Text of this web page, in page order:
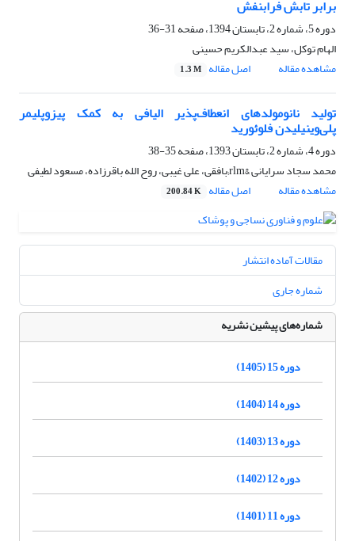
برابر تابش فرابنفش
دوره 5، شماره 2، تابستان 1394، صفحه
31-36
الهام توکل، سید عبدالکریم حسینی
مشاهده مقاله
اصل مقاله 1.3 M
تولید نانومولدهای انعطاف‌پذیر الیافی به کمک پیزوپلیمر
پلی‌وینیلیدن فلوئورید
دوره 4، شماره 2، تابستان 1393، صفحه
35-38
محمد سجاد سرایانی &rlm;بافقی، علی غیبی، روح الله باقرزاده، مسعود لطیفی
مشاهده مقاله
اصل مقاله 200.84 K
مقالات آماده انتشار
شماره جاری
شماره‌های پیشین نشریه
دوره 15 (1405)
دوره 14 (1404)
دوره 13 (1403)
دوره 12 (1402)
دوره 11 (1401)